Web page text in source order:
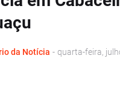
da Notícia - quarta-feira,